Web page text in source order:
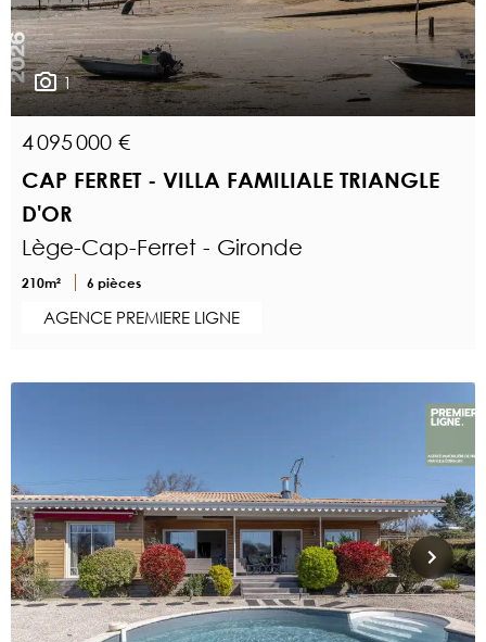
1
4 095 000 €
CAP FERRET - VILLA FAMILIALE TRIANGLE
D'OR
Lège-Cap-Ferret - Gironde
210m² 6 pièces
AGENCE PREMIERE LIGNE